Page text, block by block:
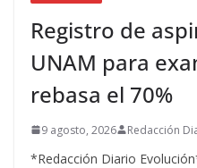
Registro de
UNAM para
rebasa el 70%
9 agosto, 2026 Redacción
*Redacción Diario